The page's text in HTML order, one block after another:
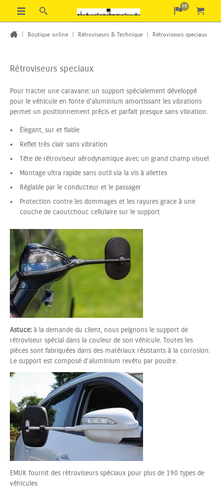
FR
Boutique online Rétroviseurs & Technique Rétroviseurs speciaux
Rétroviseurs speciaux
Pour tracter une caravane: un support spécialement développé
pour le véhicule en fonte d'aluminium amortissant les vibrations
permet un positionnement précis et parfait presque sans vibration.
Èlegant, sur et fiable
Reflet très clair sans vibration
Tête de rétroviseur aèrodynamique avec un grand champ visuel
Montage ultra rapide sans outil via la vis à ailettes
Réglable par le conducteur et le passager
Protection contre les dommages et les rayures grace à une
couche de caoutchouc cellulaire sur le support
Astuce: à la demande du client, nous peignons le support de
rétroviseur spécial dans la couleur de son véhicule. Toutes les
pièces sont fabriquées dans des matériaux résistants à la corrosion.
Le support est composé d'aluminium revêtu par poudre.
EMUK fournit des rètroviseurs spéciaux pour plus de 190 types de
véhicules